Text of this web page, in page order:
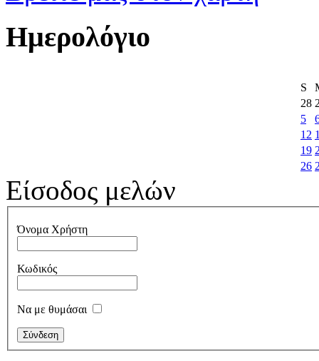
Ημερολόγιο
S
28
5
12
19
26
Είσοδος μελών
Όνομα Χρήστη
Κωδικός
Να με θυμάσαι